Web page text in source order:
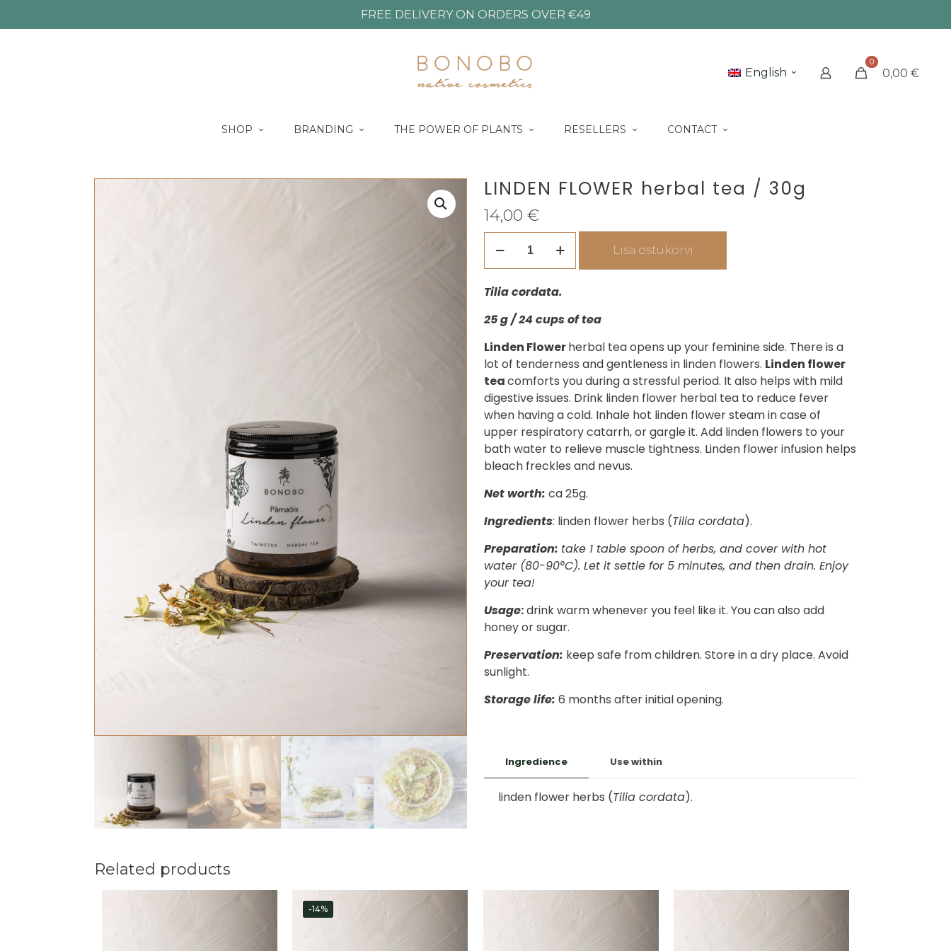
FREE DELIVERY ON ORDERS OVER €49
English
0
0,00€
SHOP BRANDING THE POWER OF PLANTS RESELLERS CONTACT
LINDEN FLOWER herbal tea / 30g
14,00 €
FLOWER
tea
30g
quantity
Lisa ostukorvi
Tilia cordata.
25 g / 24 cups of tea
Linden Flowerherbal tea opens up your feminine side. There is a
lot of tenderness and gentleness in linden flowers. Linden flower
teacomforts you during a stressful period. It also helps with mild
digestive issues. Drink linden flower herbal tea to reduce fever
when having a cold. Inhale hot linden flower steam in case of
upper respiratory catarrh, or gargle it. Add linden flowers to your
bath water to relieve muscle tightness. Linden flower infusion helps
bleach freckles and nevus.
Net worth: ca 25g.
Ingredients: linden flower herbs (Tilia cordata).
Preparation: take 1 table spoon of herbs, and cover with hot
water (80-90°C). Let it settle for 5 minutes, and then drain. Enjoy
your tea!
Usage:drink warm whenever you feel like it. You can also add
honey or sugar.
Preservation: keep safe from children. Store in a dry place. Avoid
sunlight.
Storage life: 6 months after initial opening.
Ingredience Use within
linden flower herbs (Tilia cordata).
Related products
-14%